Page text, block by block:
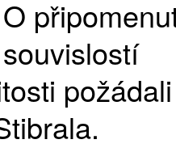
požádali